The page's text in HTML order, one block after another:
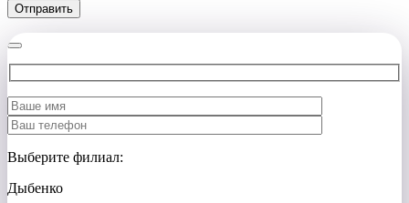
Выберите филиал:
Дыбенко